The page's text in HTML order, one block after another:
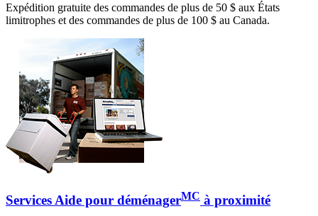
Expédition gratuite des commandes de plus de 50 $ aux États
limitrophes et des commandes de plus de 100 $ au Canada.
Services Aide pour déménagerMC à proximité